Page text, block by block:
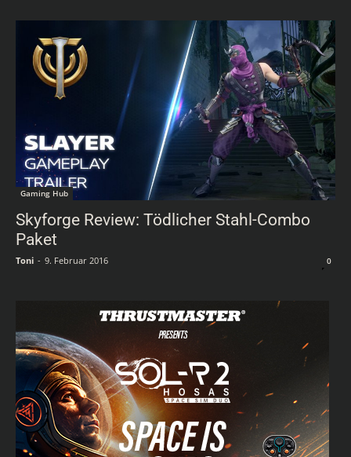
Gaming Hub
Skyforge Review: Tödlicher Stahl-Combo
Paket
Toni - 9. Februar 2016 0